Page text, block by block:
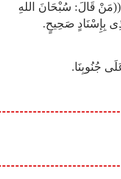
قَالَ: سُبْحَانَ اللهِ
بِإِسْنَادٍ صَحِيحٍ.
جُنُوبِنَا.